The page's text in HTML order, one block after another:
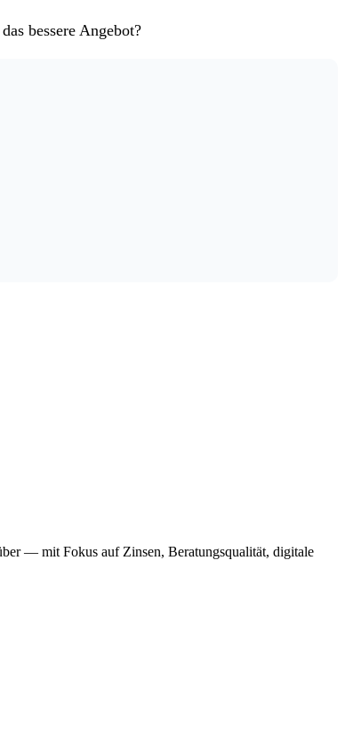
bessere Angebot?
— mit Fokus auf Zinsen, Beratungsqualität, digitale